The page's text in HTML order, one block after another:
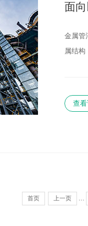
面
金属管
属结
查
首页 上一页